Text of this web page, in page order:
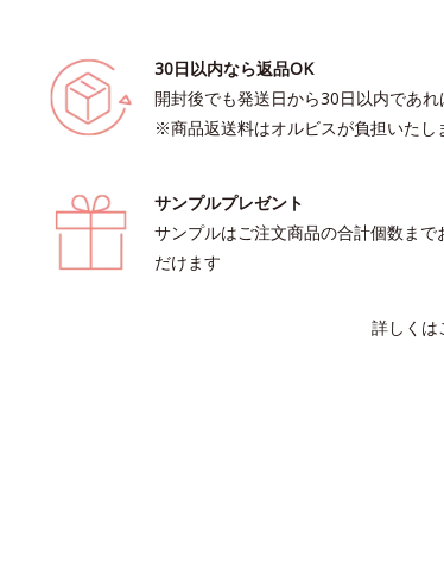
30日以内なら返品OK
開封後でも発送日から30日以内であ
※商品返送料はオルビスが負担いたし
サンプルプレゼント
サンプルはご注文商品の合計個数まで
だけます
詳しくは